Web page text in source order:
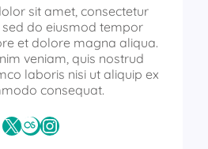
e
l
g
e
s
i
sit amet, consectetur
sed do eiusmod tempor
et dolore magna aliqua.
veniam, quis nostrud
laboris nisi ut aliquip ex
consequat.
X Last.fmInstagram